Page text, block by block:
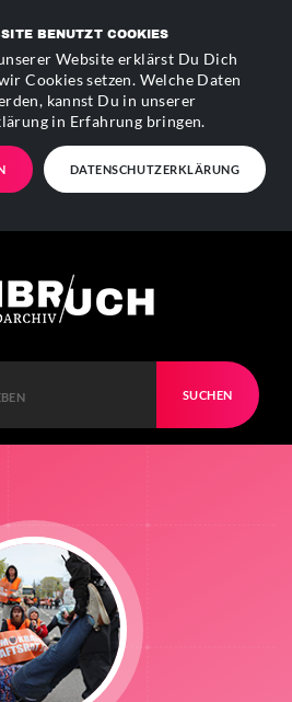
BENUTZT COOKIES
Website erklärst Du Dich
Cookies setzen. Welche Daten
kannst Du in unserer
in Erfahrung bringen.
DATENSCHUTZERKLÄRUNG
SUCHEN